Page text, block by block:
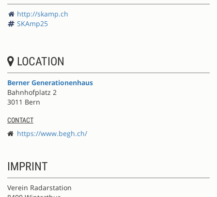
http://skamp.ch
SKAmp25
LOCATION
Berner Generationenhaus
Bahnhofplatz 2
3011 Bern
CONTACT
https://www.begh.ch/
IMPRINT
Verein Radarstation